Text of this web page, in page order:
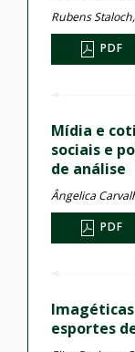
Rubens
PDF
Mídia e
sociais e
de análise
Ângelica
PDF
esportes